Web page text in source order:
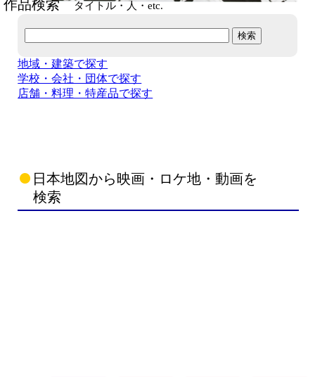
作品検索タイトル・人・etc.
地域・建築で探す
学校・会社・団体で探す
店舗・料理・特産品で探す
日本地図から映画・ロケ地・動画を
検索